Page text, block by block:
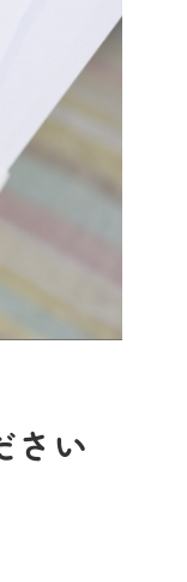
さい